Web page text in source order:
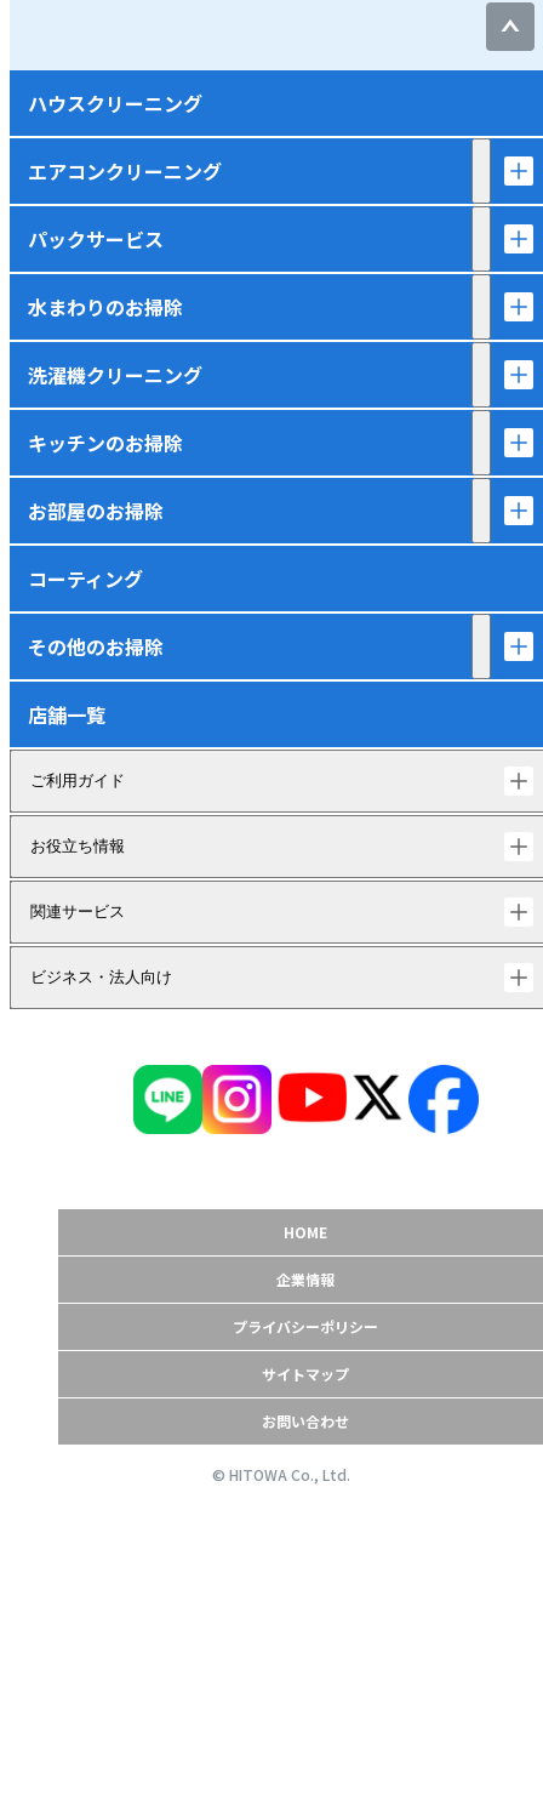
ハウスクリーニング
エアコンクリーニング
パックサービス
水まわりのお掃除
洗濯機クリーニング
キッチンのお掃除
お部屋のお掃除
コーティング
その他のお掃除
店舗一覧
ご利用ガイド
お役立ち情報
関連サービス
ビジネス・法人向け
HOME
企業情報
プライバシーポリシー
サイトマップ
お問い合わせ
© HITOWA Co., Ltd.